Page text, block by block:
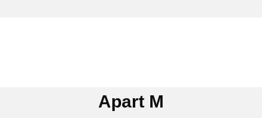
Apart M